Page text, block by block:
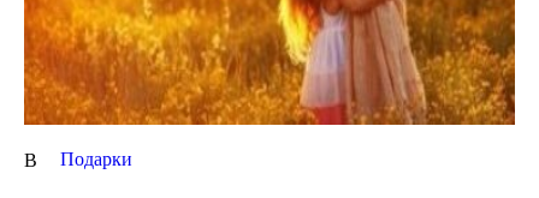
В Подарки